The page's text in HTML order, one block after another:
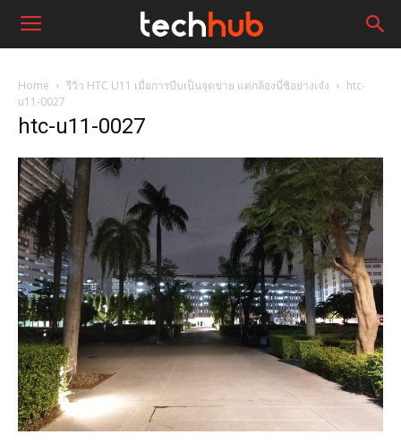
Home รีวิว HTC U11 เมื่อการบีบเป็นจุดขาย แต่กล้องนี่ซิอย่างเจ๋ง
htc-
u11-0027
htc-u11-0027